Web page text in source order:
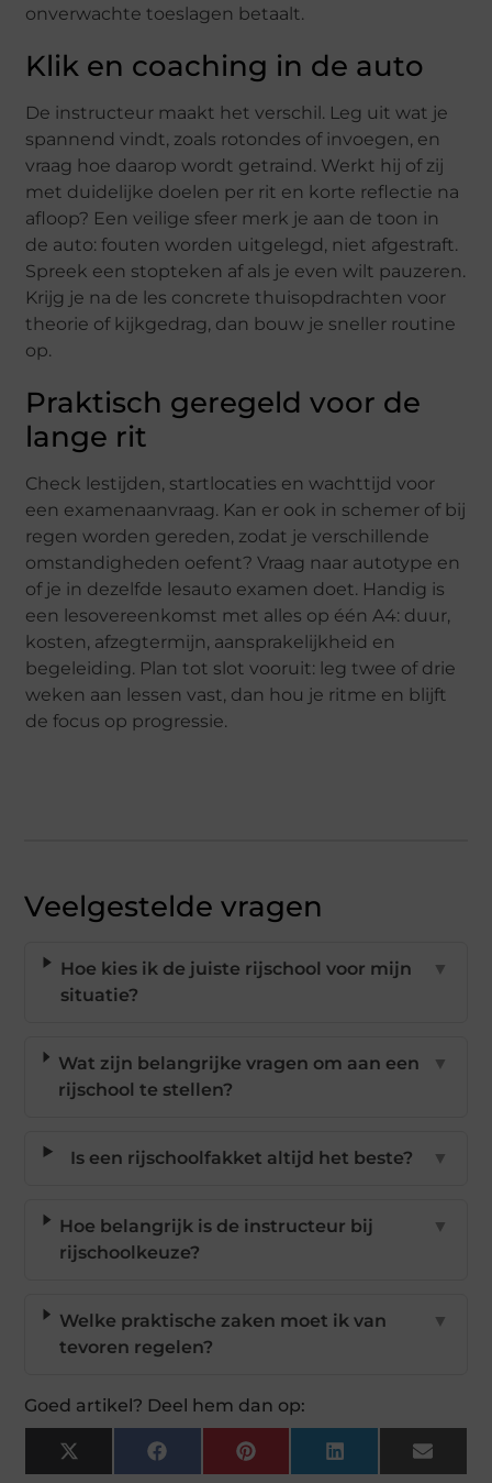
onverwachte toeslagen betaalt.
Klik en coaching in de auto
De instructeur maakt het verschil. Leg uit wat je
spannend vindt, zoals rotondes of invoegen, en
vraag hoe daarop wordt getraind. Werkt hij of zij
met duidelijke doelen per rit en korte reflectie na
afloop? Een veilige sfeer merk je aan de toon in
de auto: fouten worden uitgelegd, niet afgestraft.
Spreek een stopteken af als je even wilt pauzeren.
Krijg je na de les concrete thuisopdrachten voor
theorie of kijkgedrag, dan bouw je sneller routine
op.
Praktisch geregeld voor de
lange rit
Check lestijden, startlocaties en wachttijd voor
een examenaanvraag. Kan er ook in schemer of bij
regen worden gereden, zodat je verschillende
omstandigheden oefent? Vraag naar auto­type en
of je in dezelfde lesauto examen doet. Handig is
een lesovereenkomst met alles op één A4: duur,
kosten, afzegtermijn, aansprakelijkheid en
begeleiding. Plan tot slot vooruit: leg twee of drie
weken aan lessen vast, dan hou je ritme en blijft
de focus op progressie.
Veelgestelde vragen
Hoe kies ik de juiste rijschool voor mijn
situatie?
▼
Wat zijn belangrijke vragen om aan een
rijschool te stellen?
▼
Is een rijschoolfakket altijd het beste? ▼
Hoe belangrijk is de instructeur bij
rijschoolkeuze?
▼
Welke praktische zaken moet ik van
tevoren regelen?
▼
Goed artikel? Deel hem dan op:
X
(Twitter)
FacebookPinterestLinkedIn Email